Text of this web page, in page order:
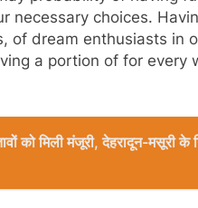
necessary choices.
of dream enthusiasts in
a portion of for every
को मिली मंजूरी, देहरादून-मसूरी के